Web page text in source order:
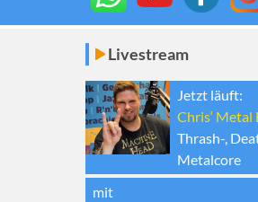
Livestream
Jetzt läuft:
Chris‘ Metal
Thrash-,
Metalcore
mit